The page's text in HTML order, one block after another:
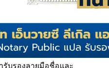
รับรองลายมือชื่อและ